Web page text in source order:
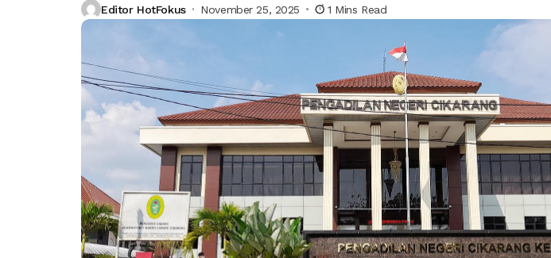
Editor HotFokus November 25, 2025 1 Mins Read